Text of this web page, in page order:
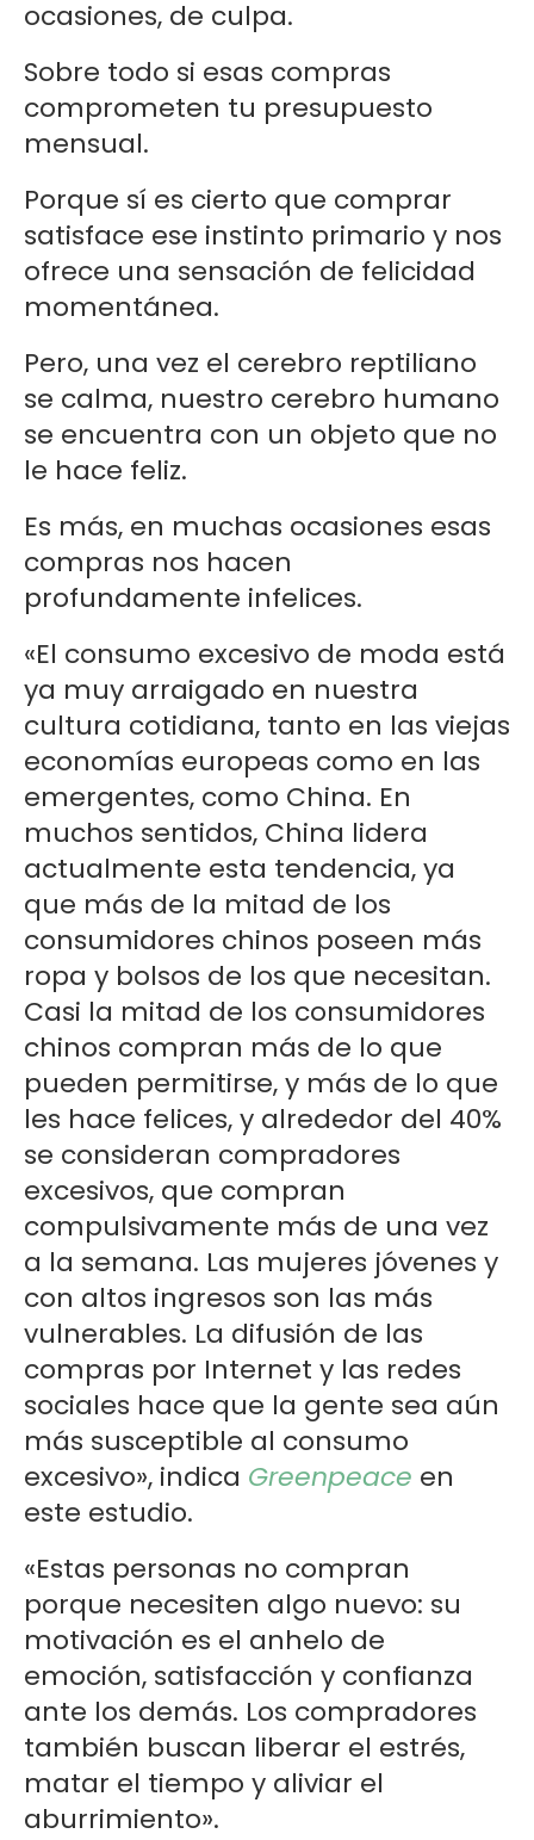
ocasiones, de culpa.
Sobre todo si esas compras
comprometen tu presupuesto
mensual.
Porque sí es cierto que comprar
satisface ese instinto primario y nos
ofrece una sensación de felicidad
momentánea.
Pero, una vez el cerebro reptiliano
se calma, nuestro cerebro humano
se encuentra con un objeto que no
le hace feliz.
Es más, en muchas ocasiones esas
compras nos hacen
profundamente infelices.
«El consumo excesivo de moda está
ya muy arraigado en nuestra
cultura cotidiana, tanto en las viejas
economías europeas como en las
emergentes, como China. En
muchos sentidos, China lidera
actualmente esta tendencia, ya
que más de la mitad de los
consumidores chinos poseen más
ropa y bolsos de los que necesitan.
Casi la mitad de los consumidores
chinos compran más de lo que
pueden permitirse, y más de lo que
les hace felices, y alrededor del 40%
se consideran compradores
excesivos, que compran
compulsivamente más de una vez
a la semana. Las mujeres jóvenes y
con altos ingresos son las más
vulnerables. La difusión de las
compras por Internet y las redes
sociales hace que la gente sea aún
más susceptible al consumo
excesivo», indica Greenpeace en
este estudio.
«Estas personas no compran
porque necesiten algo nuevo: su
motivación es el anhelo de
emoción, satisfacción y confianza
ante los demás. Los compradores
también buscan liberar el estrés,
matar el tiempo y aliviar el
aburrimiento».